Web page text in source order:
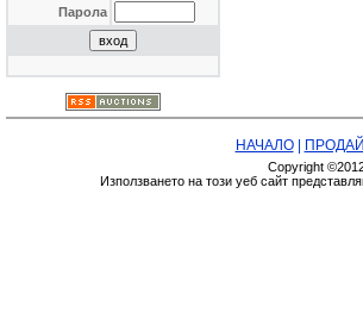
Парола
НАЧАЛО| ПРОДАЙ
Copyright
Използването на този уеб сайт